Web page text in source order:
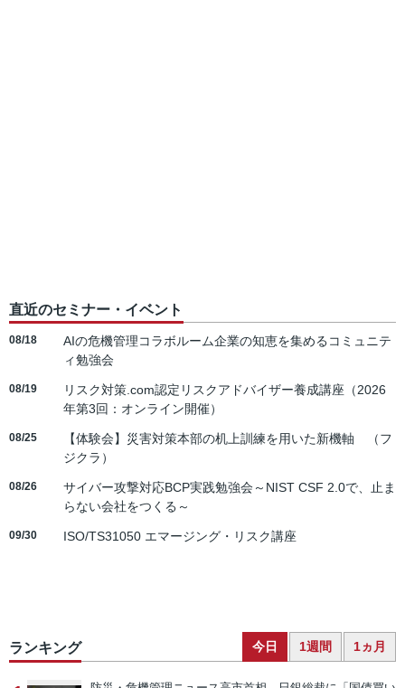
直近のセミナー・イベント
08/18
AIの危機管理コラボルーム企業の知恵を集めるコミュニテ
ィ勉強会
08/19
リスク対策.com認定リスクアドバイザー養成講座（2026
年第3回：オンライン開催）
08/25
【体験会】災害対策本部の机上訓練を用いた新機軸 （フ
ジクラ）
08/26
サイバー攻撃対応BCP実践勉強会～NIST CSF 2.0で、止ま
らない会社をつくる～
09/30 ISO/TS31050 エマージング・リスク講座
ランキング 今日 1週間 1ヵ月